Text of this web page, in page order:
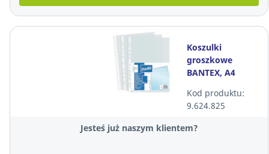
Koszulki
groszkowe
BANTEX, A4
mikronów, 50
sztuk
Kod produktu:
9.624.825
Jesteś już naszym klientem?